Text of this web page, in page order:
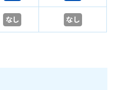
なし なし